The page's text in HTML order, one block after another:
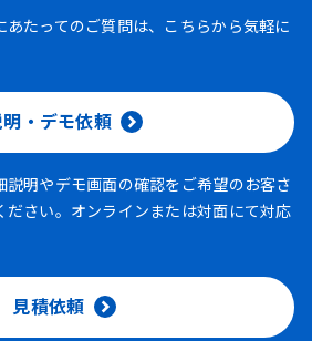
たってのご質問は、こちらから気軽に
・デモ依頼
明やデモ画面の確認をご希望のお客さ
ださい。オンラインまたは対面にて対応
見積依頼